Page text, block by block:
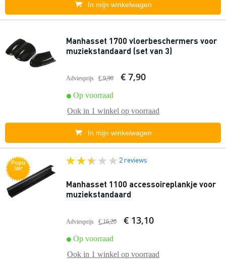
In mijn winkelwagen
Manhasset 1700 vloerbeschermers voor
muziekstandaard (set van 3)
Adviesprijs € 9,90 € 7,90
Op voorraad
Ook in 1 winkel op voorraad
In mijn winkelwagen
Popu
lair
2 reviews
Manhasset 1100 accessoireplankje voor
muziekstandaard
Adviesprijs € 16,20 € 13,10
Op voorraad
Ook in 1 winkel op voorraad